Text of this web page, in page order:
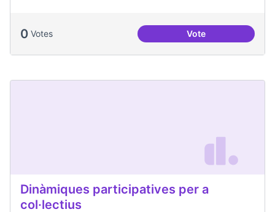
0 Votes VoteEmergència
Dinàmiques participatives per a
col·lectius